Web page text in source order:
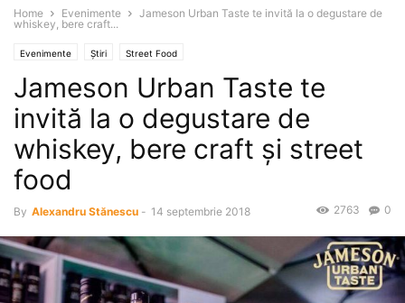
Home Evenimente
Jameson Urban Taste te invită la o degustare de
whiskey, bere craft...
Evenimente Știri Street Food
Jameson Urban Taste te
invită la o degustare de
whiskey, bere craft şi street
food
By Alexandru Stănescu - 14 septembrie 2018 0
2763